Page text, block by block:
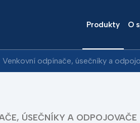
Produkty O
Venkovní odpínače, úsečníky a
ÚSEČNÍKY A ODPOJOVAČE